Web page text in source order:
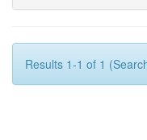
Results 1-1 of 1